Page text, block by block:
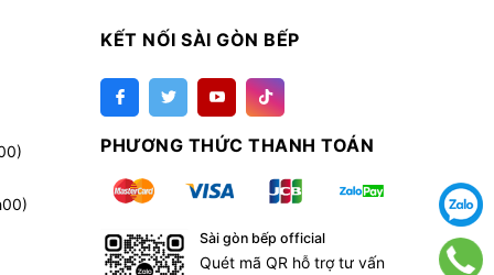
KẾT NỐI SÀI GÒN BẾP
PHƯƠNG THỨC THANH TOÁN
Sài gòn bếp official
Quét mã QR hỗ trợ tư vấn